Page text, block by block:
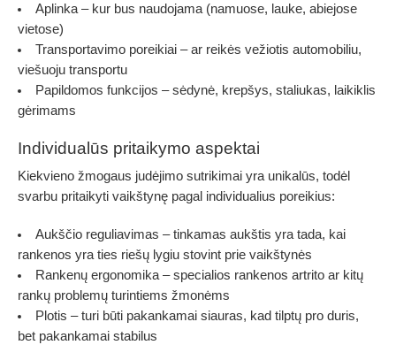
Aplinka– kur bus naudojama (namuose, lauke, abiejose
vietose)
Transportavimo poreikiai– ar reikės vežiotis automobiliu,
viešuoju transportu
Papildomos funkcijos – sėdynė, krepšys, staliukas, laikiklis
gėrimams
Individualūs pritaikymo aspektai
Kiekvieno žmogaus judėjimo sutrikimai yra unikalūs, todėl
svarbu pritaikyti vaikštynę pagal individualius poreikius:
Aukščio reguliavimas – tinkamas aukštis yra tada, kai
rankenos yra ties riešų lygiu stovint prie vaikštynės
Rankenų ergonomika– specialios rankenos artrito ar kitų
rankų problemų turintiems žmonėms
Plotis – turi būti pakankamai siauras, kad tilptų pro duris,
bet pakankamai stabilus